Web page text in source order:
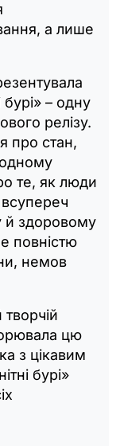
а лише
– одну
релізу.
про стан,
те, як люди
й здоровому
повністю
немов
цю
з цікавим
бурі»